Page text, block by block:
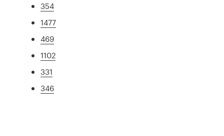
354
1477
469
1102
331
346